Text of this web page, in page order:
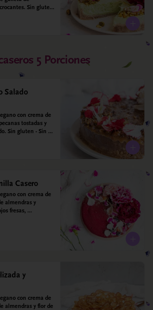
Sin gluten
5 Porciones
Salado
con crema de
tostadas y
Sin gluten - Sin
Casero
con crema de
almendras y
fresas,
y
con crema de
almendras y flor de